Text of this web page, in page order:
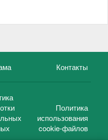
Контакты
Политика
использования
cookie-файлов